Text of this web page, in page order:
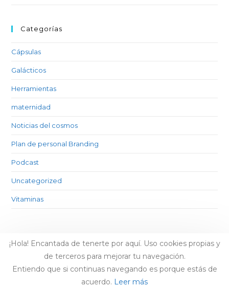
Categorías
Cápsulas
Galácticos
Herramientas
maternidad
Noticias del cosmos
Plan de personal Branding
Podcast
Uncategorized
Vitaminas
¡Hola! Encantada de tenerte por aquí. Uso cookies propias y
de terceros para mejorar tu navegación.
Entiendo que si continuas navegando es porque estás de
acuerdo. Leer más